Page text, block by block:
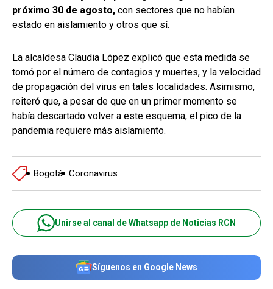
próximo 30 de agosto, con sectores que no habían
estado en aislamiento y otros que sí.
La alcaldesa Claudia López explicó que esta medida se
tomó por el número de contagios y muertes, y la velocidad
de propagación del virus en tales localidades. Asimismo,
reiteró que, a pesar de que en un primer momento se
había descartado volver a este esquema, el pico de la
pandemia requiere más aislamiento.
Bogotá Coronavirus
Unirse al canal de Whatsapp de Noticias RCN
Síguenos en Google News